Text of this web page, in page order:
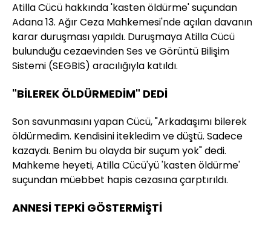
Atilla Cücü hakkında 'kasten öldürme' suçundan
Adana 13. Ağır Ceza Mahkemesi'nde açılan davanın
karar duruşması yapıldı. Duruşmaya Atilla Cücü
bulunduğu cezaevinden Ses ve Görüntü Bilişim
Sistemi (SEGBİS) aracılığıyla katıldı.
"BİLEREK ÖLDÜRMEDİM" DEDİ
Son savunmasını yapan Cücü, "Arkadaşımı bilerek
öldürmedim. Kendisini itekledim ve düştü. Sadece
kazaydı. Benim bu olayda bir suçum yok" dedi.
Mahkeme heyeti, Atilla Cücü'yü 'kasten öldürme'
suçundan müebbet hapis cezasına çarptırıldı.
ANNESİ TEPKİ GÖSTERMİŞTİ